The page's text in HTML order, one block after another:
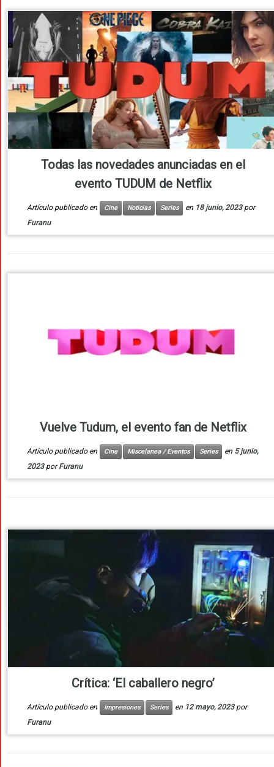
Todas las novedades anunciadas en el
evento TUDUM de Netflix
Artículo publicado en Cine Noticias Series en 18 junio, 2023 por
Furanu
Vuelve Tudum, el evento fan de Netflix
Artículo publicado en Cine Miscelanea / Eventos Series en 5 junio,
2023 porFuranu
Crítica: ‘El caballero negro’
Artículo publicado en Impresiones Series en 12 mayo, 2023 por
Furanu